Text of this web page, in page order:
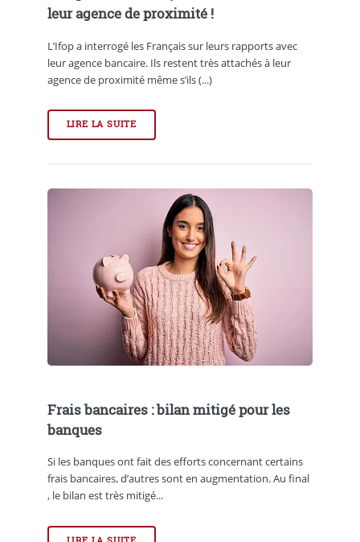
leur agence de proximité !
L’Ifop a interrogé les Français sur leurs rapports avec
leur agence bancaire. Ils restent très attachés à leur
agence de proximité même s’ils (...)
LIRE LA SUITE
Frais bancaires : bilan mitigé pour les
banques
Si les banques ont fait des efforts concernant certains
frais bancaires, d’autres sont en augmentation. Au final
, le bilan est très mitigé...